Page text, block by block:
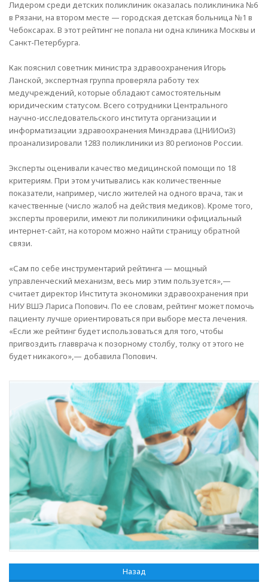
Лидером среди детских поликлиник оказалась поликлиника №6
в Рязани, на втором месте — городская детская больница №1 в
Чебоксарах. В этот рейтинг не попала ни одна клиника Москвы и
Санкт-Петербурга.
Как пояснил советник министра здравоохранения Игорь
Ланской, экспертная группа проверяла работу тех
медучреждений, которые обладают самостоятельным
юридическим статусом. Всего сотрудники Центрального
научно-исследовательского института организации и
информатизации здравоохранения Минздрава (ЦНИИОиЗ)
проанализировали 1283 поликлиники из 80 регионов России.
Эксперты оценивали качество медицинской помощи по 18
критериям. При этом учитывались как количественные
показатели, например, число жителей на одного врача, так и
качественные (число жалоб на действия медиков). Кроме того,
эксперты проверили, имеют ли поликилиники официальный
интернет-сайт, на котором можно найти страницу обратной
связи.
«Сам по себе инструментарий рейтинга — мощный
управленческий механизм, весь мир этим пользуется»,—
считает директор Института экономики здравоохранения при
НИУ ВШЭ Лариса Попович. По ее словам, рейтинг может помочь
пациенту лучше ориентироваться при выборе места лечения.
«Если же рейтинг будет использоваться для того, чтобы
пригвоздить главврача к позорному столбу, толку от этого не
будет никакого»,— добавила Попович.
Назад